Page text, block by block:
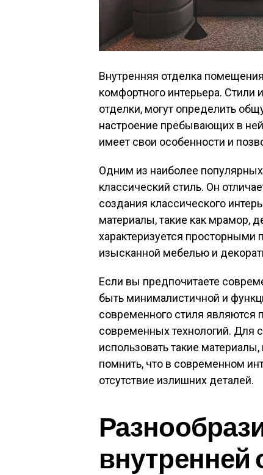
Внутренняя отделка
комфортного интерьера.
отделки, могут определить
настроение пребывающих в
имеет свои особенности и
Одним из наиболее
классический стиль. Он
создания классического
материалы, такие как мрамор,
характеризуется
изысканной мебелью и
Если вы предпочитаете
быть минималистичной и
современного стиля являются
современных технологий. Для
использовать такие
помнить, что в современном
отсутствие излишних деталей.
внутренней